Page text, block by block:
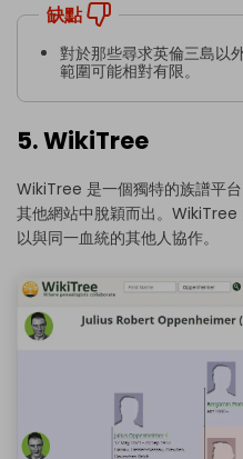
缺點
對於那些尋求英倫三島以
範圍可能相對有限。
5. WikiTree
WikiTree 是一個獨特的族譜平
其他網站中脫穎而出。
以與同一血統的其他人協作。